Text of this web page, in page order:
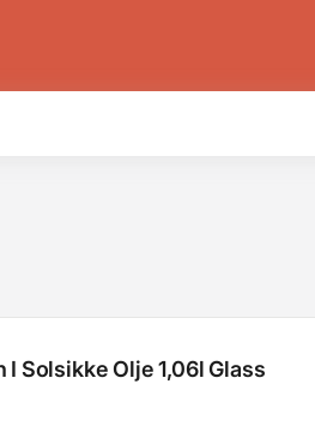
I Solsikke Olje 1,06l Glass